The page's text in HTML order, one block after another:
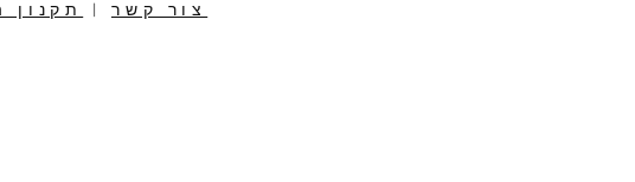
צור קשר תקנון